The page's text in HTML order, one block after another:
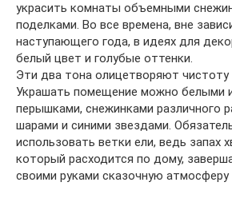
украсить комнаты объемными
поделками. Во все времена, вне
наступающего года, в идеях для
белый цвет и голубые оттенки.
Эти два тона олицетворяют чистоту
Украшать помещение можно белыми
перышками, снежинками различного
шарами и синими звездами.
использовать ветки ели, ведь запах
который расходится по дому,
своими руками сказочную атмосферу